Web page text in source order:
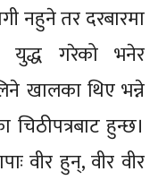
नहुने तर दरबारमा
युद्ध गरेको भनेर
खालका थिए भन्ने
हुन्छ।
वीर हुन्, वीर वीर